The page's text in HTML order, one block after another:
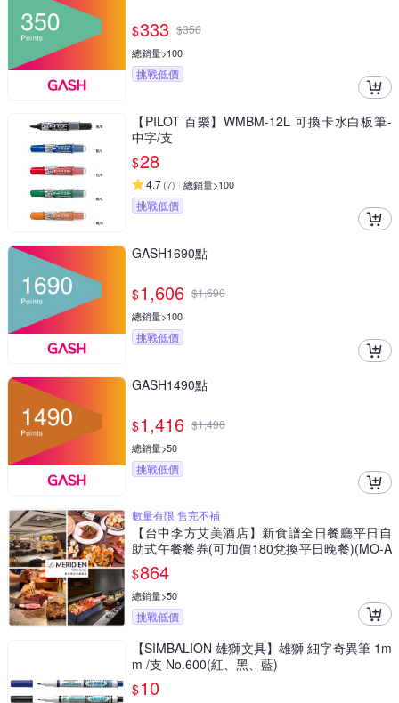
$333 $350
總銷量>100
挑戰低價
【PILOT 百樂】WMBM-12L 可換卡水白板筆-
中字/支
$28
4.7(7) 總銷量>100
挑戰低價
GASH1690點
$1,606 $1,690
總銷量>100
挑戰低價
GASH1490點
$1,416 $1,490
總銷量>50
挑戰低價
數量有限 售完不補
【台中李方艾美酒店】新食譜全日餐廳平日自
助式午餐餐券(可加價180兌換平日晚餐)(MO-A
RE26)
$864
總銷量>50
挑戰低價
【SIMBALION 雄獅文具】雄獅 細字奇異筆 1m
m /支 No.600(紅、黑、藍)
$10